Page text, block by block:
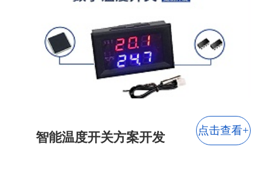
智能温度开关方案开发 点击查看+